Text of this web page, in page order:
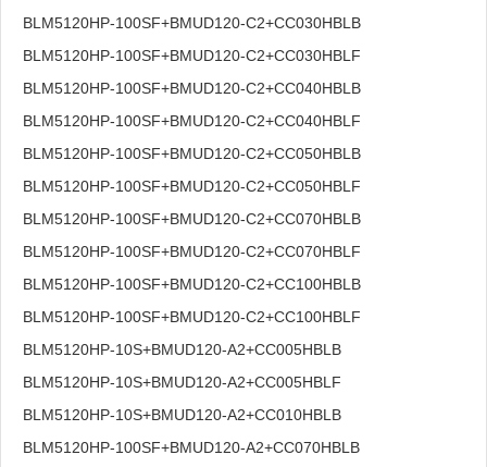
BLM5120HP-100SF+BMUD120-C2+CC030HBLB
BLM5120HP-100SF+BMUD120-C2+CC030HBLF
BLM5120HP-100SF+BMUD120-C2+CC040HBLB
BLM5120HP-100SF+BMUD120-C2+CC040HBLF
BLM5120HP-100SF+BMUD120-C2+CC050HBLB
BLM5120HP-100SF+BMUD120-C2+CC050HBLF
BLM5120HP-100SF+BMUD120-C2+CC070HBLB
BLM5120HP-100SF+BMUD120-C2+CC070HBLF
BLM5120HP-100SF+BMUD120-C2+CC100HBLB
BLM5120HP-100SF+BMUD120-C2+CC100HBLF
BLM5120HP-10S+BMUD120-A2+CC005HBLB
BLM5120HP-10S+BMUD120-A2+CC005HBLF
BLM5120HP-10S+BMUD120-A2+CC010HBLB
BLM5120HP-100SF+BMUD120-A2+CC070HBLB